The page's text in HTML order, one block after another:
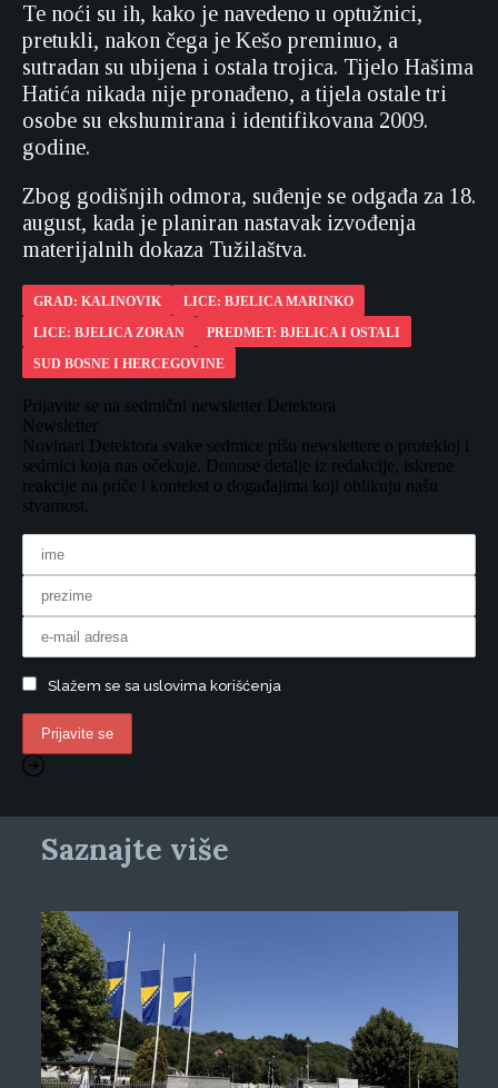
Te noći su ih, kako je navedeno u optužnici,
pretukli, nakon čega je Kešo preminuo, a
sutradan su ubijena i ostala trojica. Tijelo Hašima
Hatića nikada nije pronađeno, a tijela ostale tri
osobe su ekshumirana i identifikovana 2009.
godine.
Zbog godišnjih odmora, suđenje se odgađa za 18.
august, kada je planiran nastavak izvođenja
materijalnih dokaza Tužilaštva.
GRAD: KALINOVIK
LICE: BJELICA MARINKO
LICE: BJELICA ZORAN
PREDMET: BJELICA I OSTALI
SUD BOSNE I HERCEGOVINE
Prijavite se na sedmični newsletter Detektora
Newsletter
Novinari Detektora svake sedmice pišu newslettere o protekloj i
sedmici koja nas očekuje. Donose detalje iz redakcije, iskrene
reakcije na priče i kontekst o događajima koji oblikuju našu
stvarnost.
Slažem se sa uslovima korišćenja
Saznajte više